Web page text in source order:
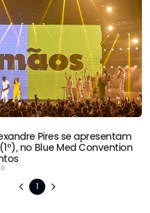
Pires se apresentam
no Blue Med Convention
1